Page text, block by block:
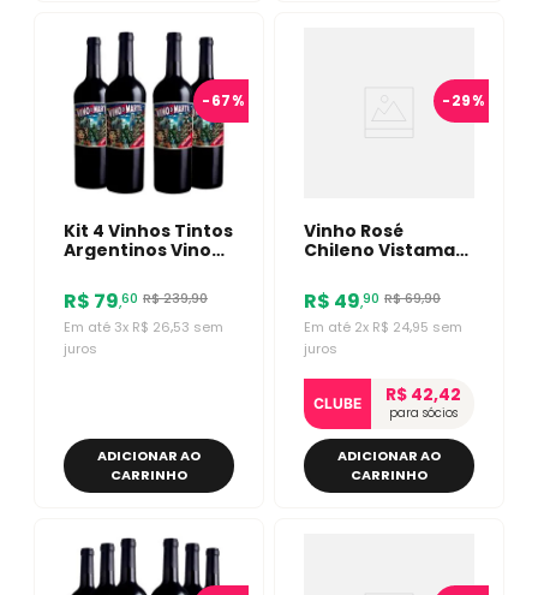
-67%
Kit 4 Vinhos Tintos
Argentinos Vino
R$ 79,60 R$239,90
Em até 3x R$ 26,53 sem
juros
ADICIONAR AO
CARRINHO
-29%
Vinho Rosé
Chileno Vistamar
R$ 49,90 R$69,90
Em até 2x R$ 24,95 sem
juros
CLUBE R$ 42,42
para sócios
ADICIONAR AO
CARRINHO